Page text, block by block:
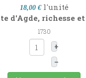
18,00 € l'unité
d'Agde, richesse
1730
+
–